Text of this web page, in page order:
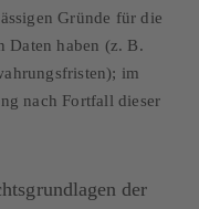
Gründe für die
Daten haben (z. B.
im
nach Fortfall dieser
der